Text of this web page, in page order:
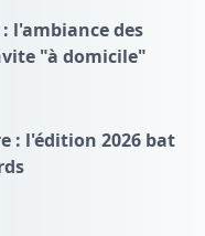
l'ambiance des
"à domicile"
: l'édition 2026 bat